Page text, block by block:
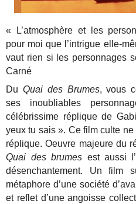
« L’atmosphère et les
pour moi que l’intrigue elle-
vaut rien si les personnages
Carné
Du Quai des Brumes, vous
ses inoubliables
célébrissime réplique de
yeux tu sais ». Ce film culte
réplique. Oeuvre majeure du
Quai des brumes est aussi
désenchantement. Un film
métaphore d’une société
et reflet d’une angoisse